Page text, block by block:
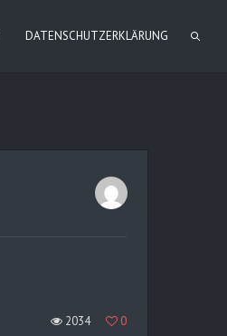
DATENSCHUTZERKLÄRUNG
2034 0